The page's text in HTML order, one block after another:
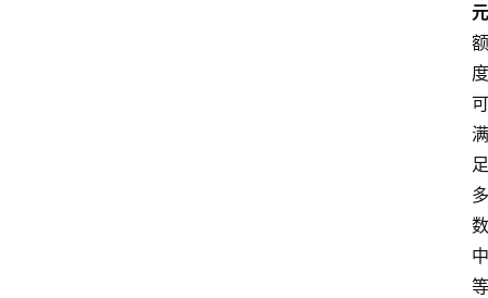
元
额
度
可
满
足
多
数
中
等